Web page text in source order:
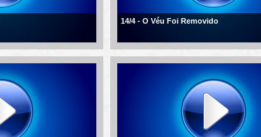
14/4 - O Véu Foi Removido